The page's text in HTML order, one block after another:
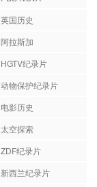
英国历史
阿拉斯加
HGTV纪录片
动物保护纪录片
电影历史
太空探索
ZDF纪录片
新西兰纪录片